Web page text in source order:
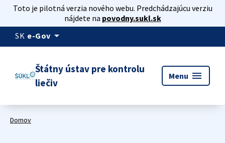
Toto je pilotná verzia nového webu. Predchádzajúcu verziu
nájdete na povodny.sukl.sk
SK e-Gov arrow_drop_down
Štátny ústav pre kontrolu
liečiv
Menu menu
Domov